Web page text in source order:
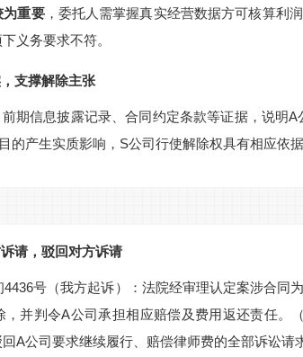
为重要，委托人需掌握真实经营数据方可核算利
义务要求不符。
支撑解除主张
期信息披露记录、合同约定条款等证据，说明
的产生实质影响，S公司行使解除权具有相应依据
请，驳回对方诉请
4436号（我方起诉）：法院经审理认定案涉合同
并判令A公司承担相应赔偿及费用返还责任。
A公司要求继续履行、赔偿律师费的全部诉讼请